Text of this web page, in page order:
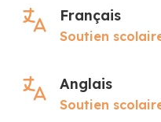
Français
Soutien
Anglais
Soutien